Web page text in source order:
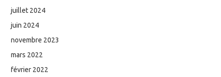
juillet 2024
juin 2024
novembre 2023
mars 2022
février 2022